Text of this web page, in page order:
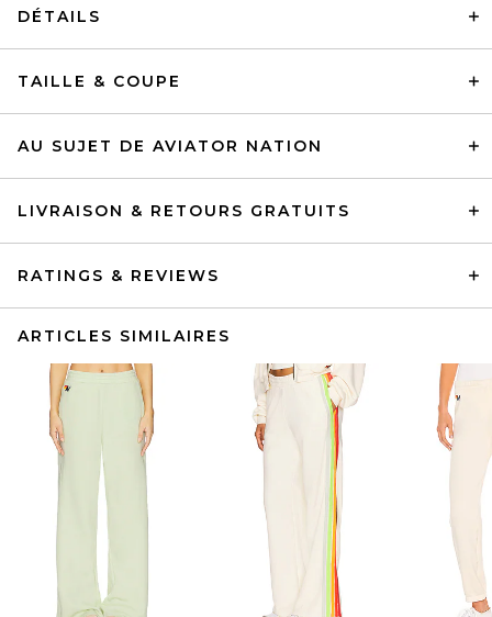
DÉTAILS
TAILLE & COUPE
AU SUJET DE AVIATOR NATION
LIVRAISON & RETOURS GRATUITS
RATINGS & REVIEWS
ARTICLES SIMILAIRES